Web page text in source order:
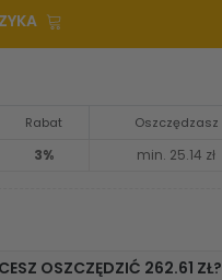
Rabat Oszczędzasz
3% min. 25.14 zł
OSZCZĘDZIĆ 262.61 ZŁ?